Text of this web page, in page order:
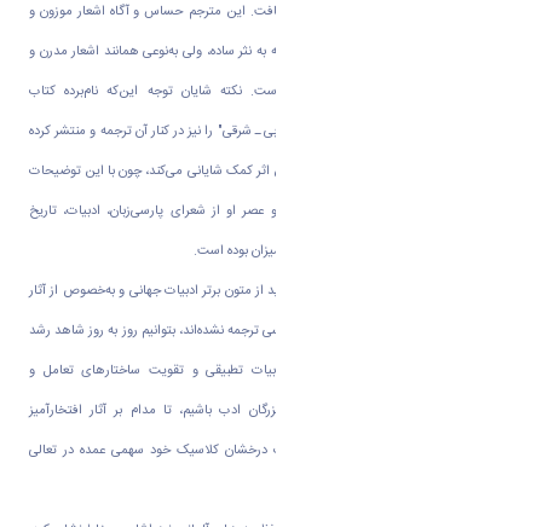
ترجمه‌های ادبیات جهانی به زبان فارسی راه یافت. این مترجم حساس و آگاه اشعار موزون و
کلاسیک گوته را نه به شعر معادل کلاسیک و نه به نثر ساده، ولی به‌نوعی همانند اشعار مدرن و
دارای آهنگ و ریتم درونی ترجمه کرده است. نکته شایان توجه این‌که نام‌برده کتاب
"یادداشت‌ها و مقالات برای فهم بهتر دیوان غربی ـ شرقی" را نیز در کنار آن ترجمه و منتشر کرده
است، که با حجم حدود ۲۰۰ صفحه به درک این اثر کمک شایانی می‌کند، چون با این توضیحات
است که متوجه می‌شویم دانسته‌های گوته و عصر او از شعرای پارسی‌زبان، ادبیات، تاریخ
ادبیات و فرهنگ کهن ایران در آن زمان تا چه میزان بوده است.
او در ادامه گفت: امیدواریم با ترجمه‌های جدید از متون برتر ادبیات جهانی و به‌خصوص از آثار
برندگان جوایز نوبل ادبی جهان، که هنوز به فارسی ترجمه نشده‌اند، بتوانیم روز به روز شاهد رشد
بیشتر ارتباطات ادبی ـ فرهنگی، توسعه ادبیات تطبیقی و تقویت ساختارهای تعامل و
گفت‌وگوی سازنده، مفید و مؤثر در میان بزرگان ادب باشیم، تا مدام بر آثار افتخارآمیز
ملت‌هایمان نیز افزوده شود و همانند ادبیات درخشان کلاسیک خود سهمی عمده در تعالی